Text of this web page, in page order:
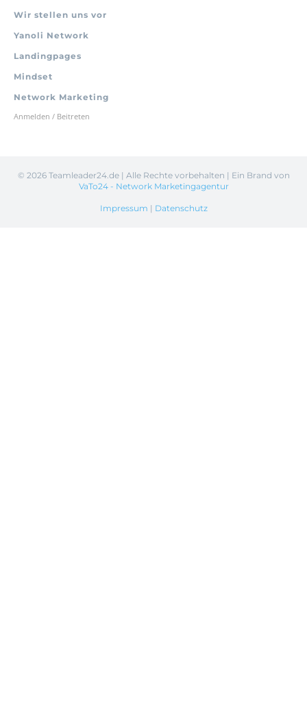
Wir stellen uns vor
Yanoli Network
Landingpages
Mindset
Network Marketing
Anmelden / Beitreten
© 2026 Teamleader24.de | Alle Rechte vorbehalten | Ein Brand von
VaTo24 - Network Marketingagentur
Impressum | Datenschutz